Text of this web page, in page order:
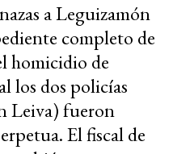
a Leguizamón
completo de
homicidio de
los dos policías
Leiva) fueron
El fiscal de